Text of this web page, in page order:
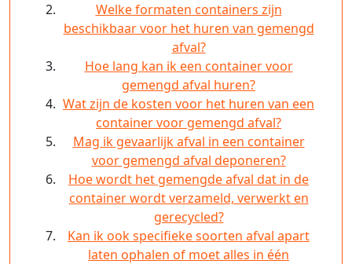
Welke formaten containers zijn
beschikbaar voor het huren van gemengd
afval?
Hoe lang kan ik een container voor
gemengd afval huren?
Wat zijn de kosten voor het huren van een
container voor gemengd afval?
Mag ik gevaarlijk afval in een container
voor gemengd afval deponeren?
Hoe wordt het gemengde afval dat in de
container wordt verzameld, verwerkt en
gerecycled?
Kan ik ook specifieke soorten afval apart
laten ophalen of moet alles in één